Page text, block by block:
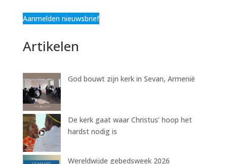
Aanmelden nieuwsbrief
Artikelen
God bouwt zijn kerk in Sevan, Armenië
De kerk gaat waar Christus’ hoop het
hardst nodig is
Wereldwijde gebedsweek 2026